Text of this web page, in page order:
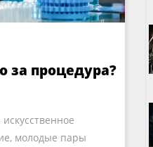
за процедура?
молодые пары